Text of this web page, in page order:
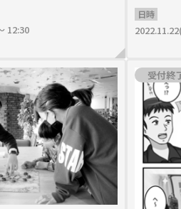
12:30
日時
受付終